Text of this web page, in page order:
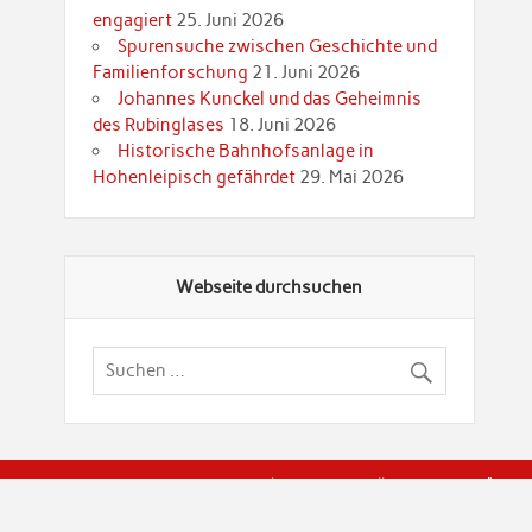
engagiert 25. Juni 2026
Spurensuche zwischen Geschichte und
Familienforschung 21. Juni 2026
Johannes Kunckel und das Geheimnis
des Rubinglases 18. Juni 2026
Historische Bahnhofsanlage in
Hohenleipisch gefährdet 29. Mai 2026
Webseite durchsuchen
© Brandenburgische Genealogische Gesellschaft (BGG)